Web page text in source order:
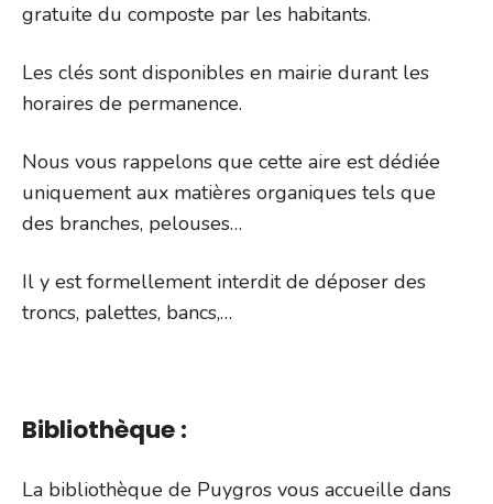
gratuite du composte par les habitants.
Les clés sont disponibles en mairie durant les
horaires de permanence.
Nous vous rappelons que cette aire est dédiée
uniquement aux matières organiques tels que
des branches, pelouses…
Il y est formellement interdit de déposer des
troncs, palettes, bancs,…
Bibliothèque :
La bibliothèque de Puygros vous accueille dans